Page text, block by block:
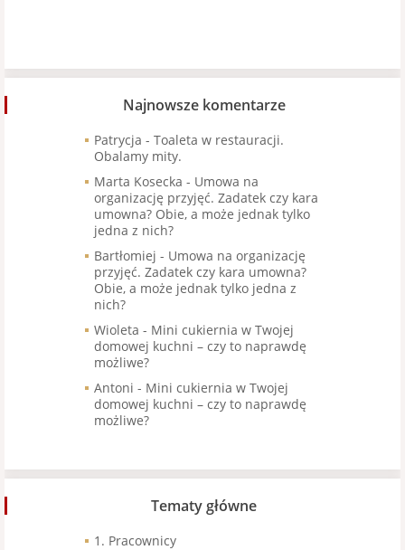
Najnowsze komentarze
Patrycja - Toaleta w restauracji.
Obalamy mity.
Marta Kosecka - Umowa na
organizację przyjęć. Zadatek czy kara
umowna? Obie, a może jednak tylko
jedna z nich?
Bartłomiej - Umowa na organizację
przyjęć. Zadatek czy kara umowna?
Obie, a może jednak tylko jedna z
nich?
Wioleta - Mini cukiernia w Twojej
domowej kuchni – czy to naprawdę
możliwe?
Antoni - Mini cukiernia w Twojej
domowej kuchni – czy to naprawdę
możliwe?
Tematy główne
1. Pracownicy